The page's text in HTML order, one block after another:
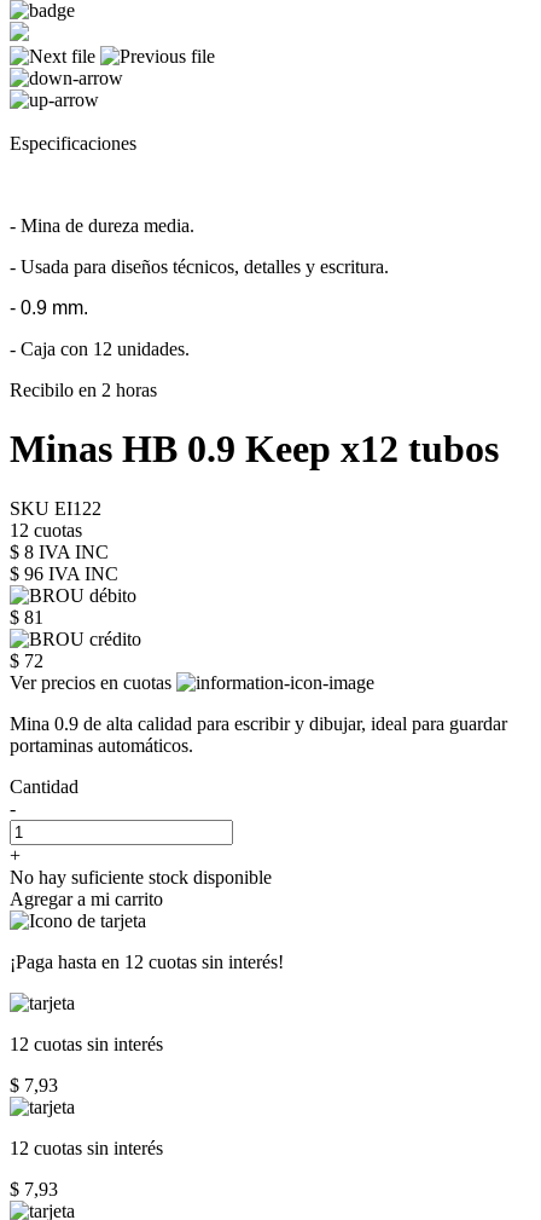
Especificaciones
- Mina de dureza media.
- Usada para diseños técnicos, detalles y escritura.
- 0.9 mm.
- Caja con 12 unidades.
Recibilo en 2 horas
Minas HB 0.9 Keep x12 tubos
SKU EI122
12 cuotas
$ 8 IVA INC
$ 96 IVA INC
$ 81
$ 72
Ver precios en cuotas
Mina 0.9 de alta calidad para escribir y dibujar, ideal para guardar
portaminas automáticos.
Cantidad
-
+
No hay suficiente stock disponible
Agregar a mi carrito
¡Paga hasta en 12 cuotas sin interés!
12 cuotas sin interés
$ 7,93
12 cuotas sin interés
$ 7,93